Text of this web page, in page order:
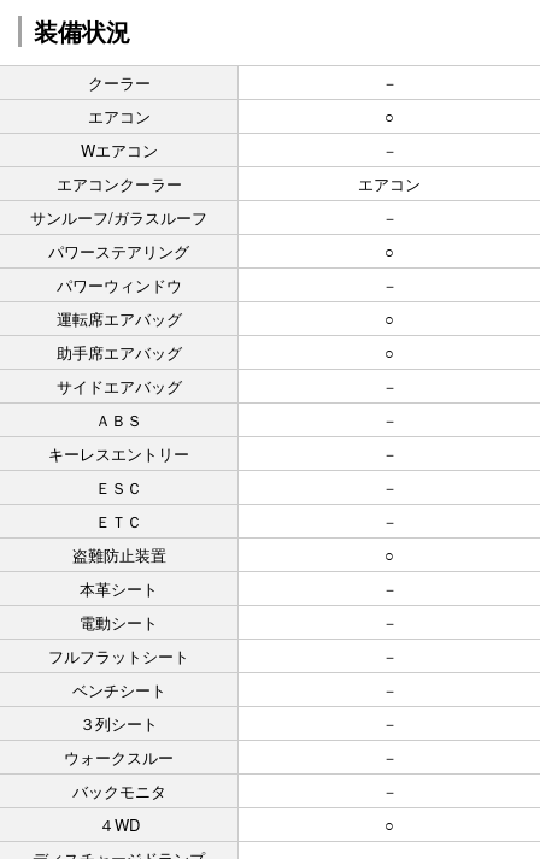
装備状況
クーラー
－
エアコン
○
Wエアコン
－
エアコンクーラー
エアコン
サンルーフ/ガラスルーフ
－
パワーステアリング
○
パワーウィンドウ
－
運転席エアバッグ
○
助手席エアバッグ
○
サイドエアバッグ
－
ＡＢＳ
－
キーレスエントリー
－
ＥＳＣ
－
ＥＴＣ
－
盗難防止装置
○
本革シート
－
電動シート
－
フルフラットシート
－
ベンチシート
－
３列シート
－
ウォークスルー
－
バックモニタ
－
４WD
○